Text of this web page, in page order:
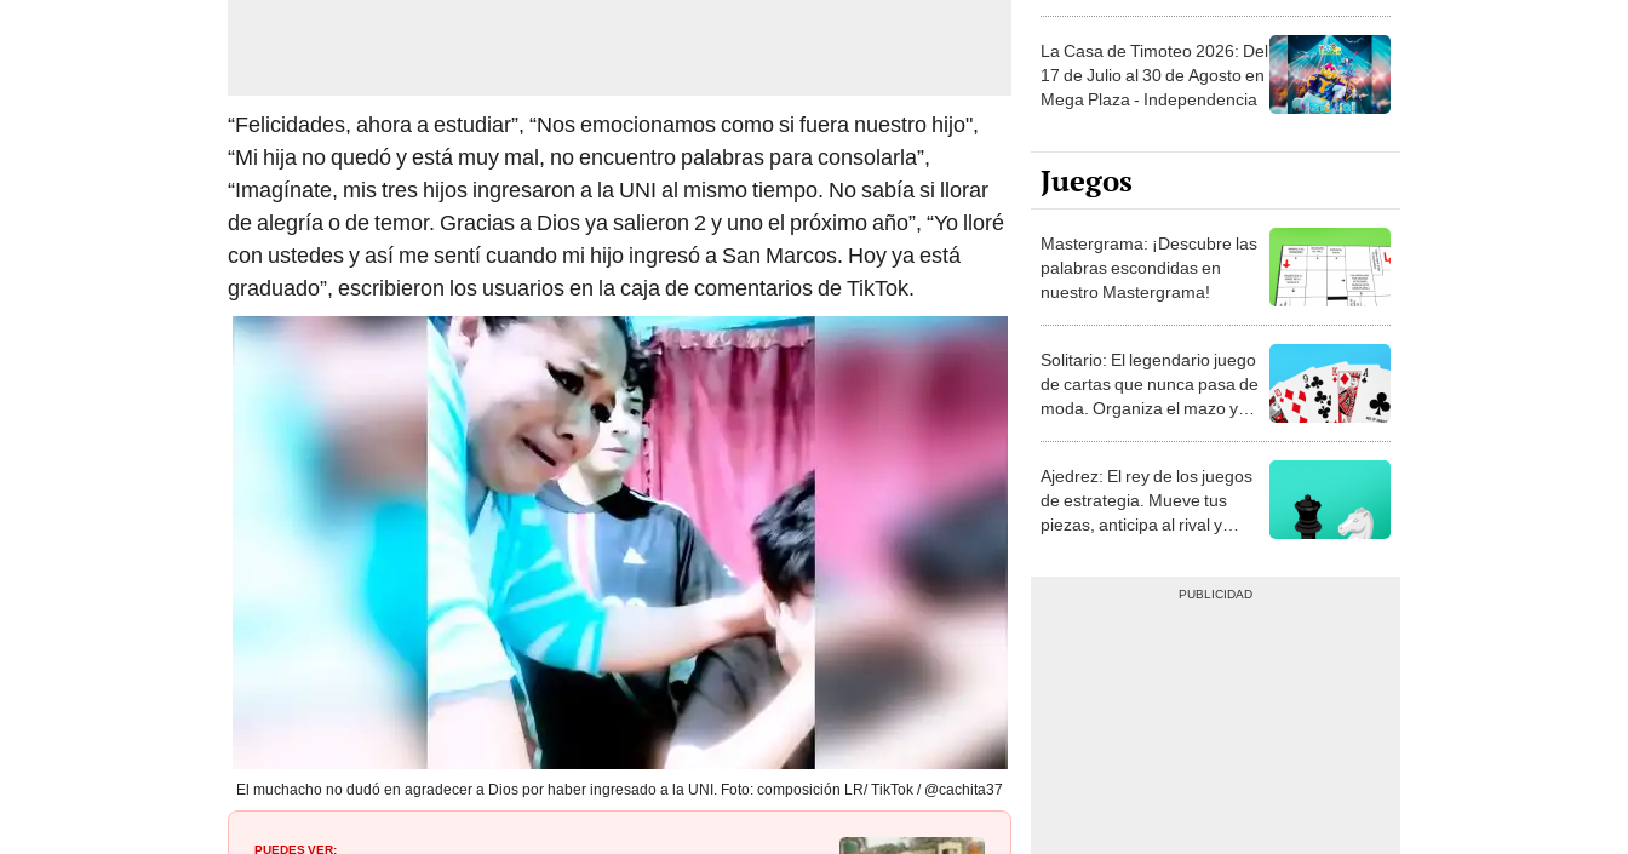
“Felicidades, ahora a estudiar”, “Nos emocionamos como si fuera nuestro hijo",
“Mi hija no quedó y está muy mal, no encuentro palabras para consolarla”,
“Imagínate, mis tres hijos ingresaron a la UNI al mismo tiempo. No sabía si llorar
de alegría o de temor. Gracias a Dios ya salieron 2 y uno el próximo año”, “Yo lloré
con ustedes y así me sentí cuando mi hijo ingresó a San Marcos. Hoy ya está
graduado”, escribieron los usuarios en la caja de comentarios de TikTok.
El muchacho no dudó en agradecer a Dios por haber ingresado a la UNI. Foto: composición LR/ TikTok / @cachita37
PUEDES VER:
La Casa de Timoteo 2026: Del
17 de Julio al 30 de Agosto en
Mega Plaza - Independencia
Juegos
Mastergrama: ¡Descubre las
palabras escondidas en
nuestro Mastergrama!
Solitario: El legendario juego
de cartas que nunca pasa de
moda. Organiza el mazo y
Ajedrez: El rey de los juegos
de estrategia. Mueve tus
piezas, anticipa al rival y